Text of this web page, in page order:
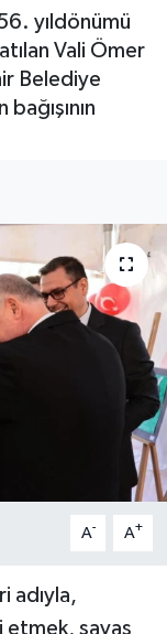
yıldönümü
Vali Ömer
Belediye
A- A+
adıyla,
etmek, savaş